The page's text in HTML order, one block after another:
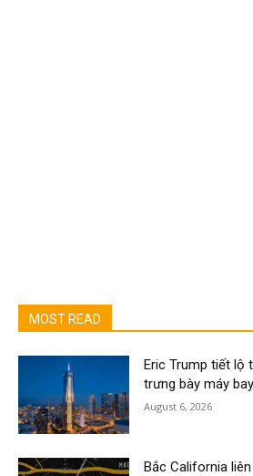
MOST READ
Eric Trump tiết lộ
trưng bày máy
August 6, 2026
Bắc California